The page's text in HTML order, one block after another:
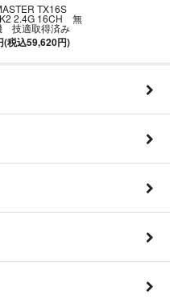
TX16S
2.4G 16CH 無
技適取得済み
(税込59,620円)